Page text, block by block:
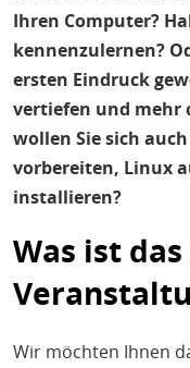
Ihren Computer?
kennenzulernen?
ersten Eindruck
vertiefen und mehr
wollen Sie sich
vorbereiten, Linux
installieren?
Was ist
Wir möchten Ihnen